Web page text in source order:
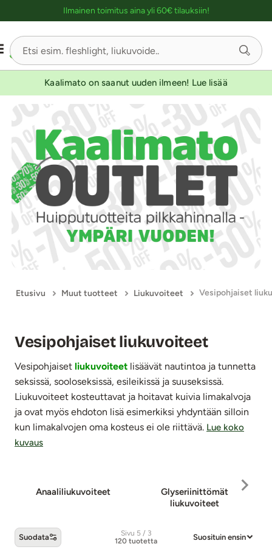
Ilmainen toimitus aina yli 60€ tilauksiin!
Kaalimato on saanut uuden ilmeen! Lue lisää
Etusivu Muut tuotteet Liukuvoiteet Vesipohjaiset
Vesipohjaiset liukuvoiteet
Vesipohjaiset liukuvoiteet lisäävät nautintoa ja tunnetta
seksissä, sooloseksissä, esileikissä ja suuseksissä.
Liukuvoiteet kosteuttavat ja hoitavat kuivia limakalvoja
ja ovat myös ehdoton lisä esimerkiksi yhdyntään silloin
kun limakalvojen oma kosteus ei ole riittävä. Lue koko
kuvaus
Anaaliliu­ku­voi­teet
Gly­se­rii­nit­tö­mät
liukuvoiteet
Suodata
Sivu 5 / 3
120 tuotetta
Suosituin ensin
Sivu 5/3